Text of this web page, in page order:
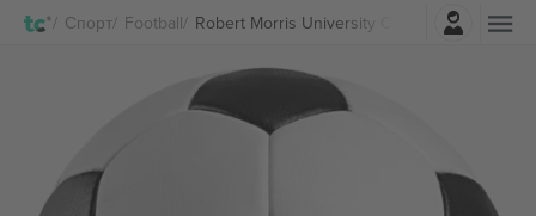
Спорт Football Robert Morris University Colonials Football
Најави се